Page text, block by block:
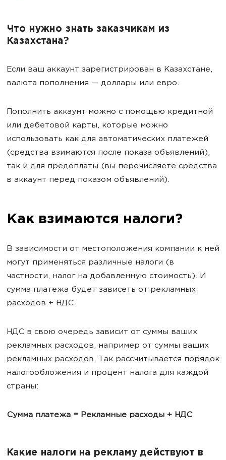
Что нужно знать заказчикам из
Казахстана?
Если ваш аккаунт зарегистрирован в Казахстане,
валюта пополнения — доллары или евро.
Пополнить аккаунт можно с помощью кредитной
или дебетовой карты, которые можно
использовать как для автоматических платежей
(средства взимаются после показа объявлений),
так и для предоплаты (вы перечисляете средства
в аккаунт перед показом объявлений).
Как взимаются налоги?
В зависимости от местоположения компании к ней
могут применяться различные налоги (в
частности, налог на добавленную стоимость). И
сумма платежа будет зависеть от рекламных
расходов + НДС.
НДС в свою очередь зависит от суммы ваших
рекламных расходов, например от суммы ваших
рекламных расходов. Так рассчитывается порядок
налогообложения и процент налога для каждой
страны:
Сумма платежа = Рекламные расходы + НДС
Какие налоги на рекламу действуют в